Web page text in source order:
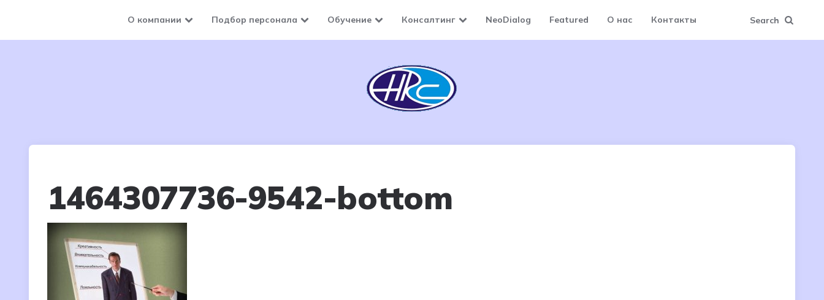
О компании Подбор персонала Обучение Консалтинг NeoDialog Featured О нас Контакты Search
1464307736-9542-bottom